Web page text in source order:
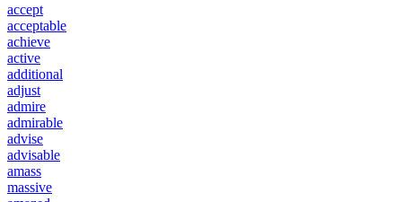
accept
acceptable
achieve
active
additional
adjust
admire
admirable
advise
advisable
amass
massive